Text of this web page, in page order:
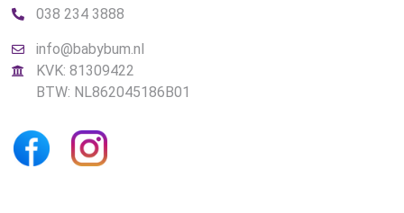
038 234 3888
info@babybum.nl
KVK: 81309422
BTW: NL862045186B01